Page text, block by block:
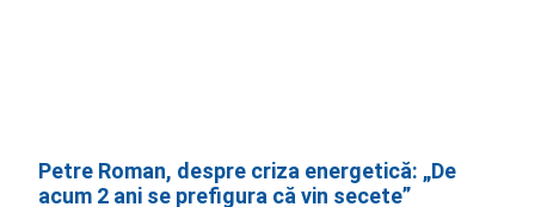
Petre Roman, despre criza energetică: „De
acum 2 ani se prefigura că vin secete”